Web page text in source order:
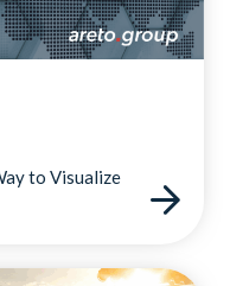
to Visualize